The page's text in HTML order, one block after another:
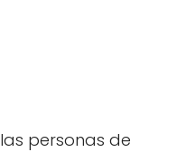
personas de